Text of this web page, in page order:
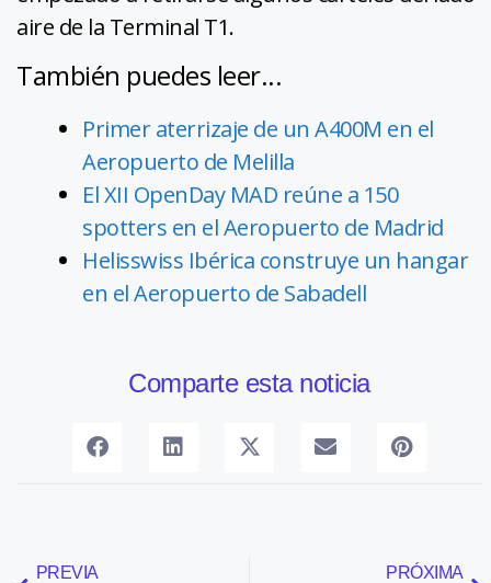
aire de la Terminal T1.
También puedes leer...
Primer aterrizaje de un A400M en el
Aeropuerto de Melilla
El XII OpenDay MAD reúne a 150
spotters en el Aeropuerto de Madrid
Helisswiss Ibérica construye un hangar
en el Aeropuerto de Sabadell
Comparte esta noticia
PREVIA PRÓXIMA